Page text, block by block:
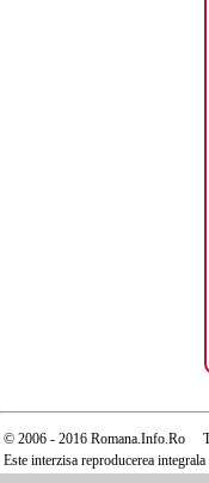
© 2006 - 2016 Romana.Info.Ro
Este interzisa reproducerea